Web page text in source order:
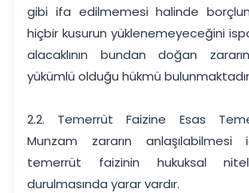
gibi ifa edilmemesi halinde
hiçbir kusurun yüklenemeyeceğini
alacaklının bundan doğan
yükümlü olduğu hükmü
2.2. Temerrüt Faizine Esas
Munzam zararın anlaşılabilmesi
temerrüt faizinin hukuksal
durulmasında yarar vardır.